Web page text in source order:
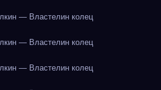
— Властелин колец
— Властелин колец
— Властелин колец